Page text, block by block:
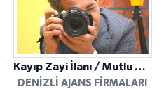
Kayıp Zayi İlanı / Mutlu Ajans / Denizli
DENIZLI AJANS FIRMALARI